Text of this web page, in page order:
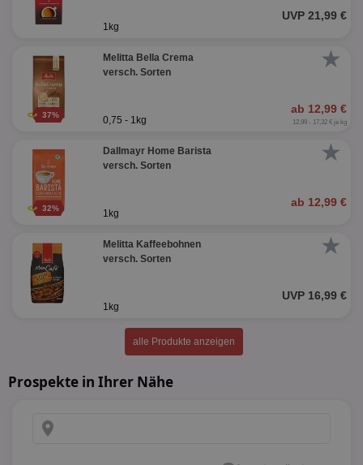
UVP 21,99 €
1kg
★
37%
Melitta Bella Crema
versch. Sorten
ab 12,99 €
0,75 - 1kg 12,99 - 17,32 € je kg
★
32%
Dallmayr Home Barista
versch. Sorten
ab 12,99 €
1kg
★
Melitta Kaffeebohnen
versch. Sorten
UVP 16,99 €
1kg
alle Produkte anzeigen
Prospekte in Ihrer Nähe